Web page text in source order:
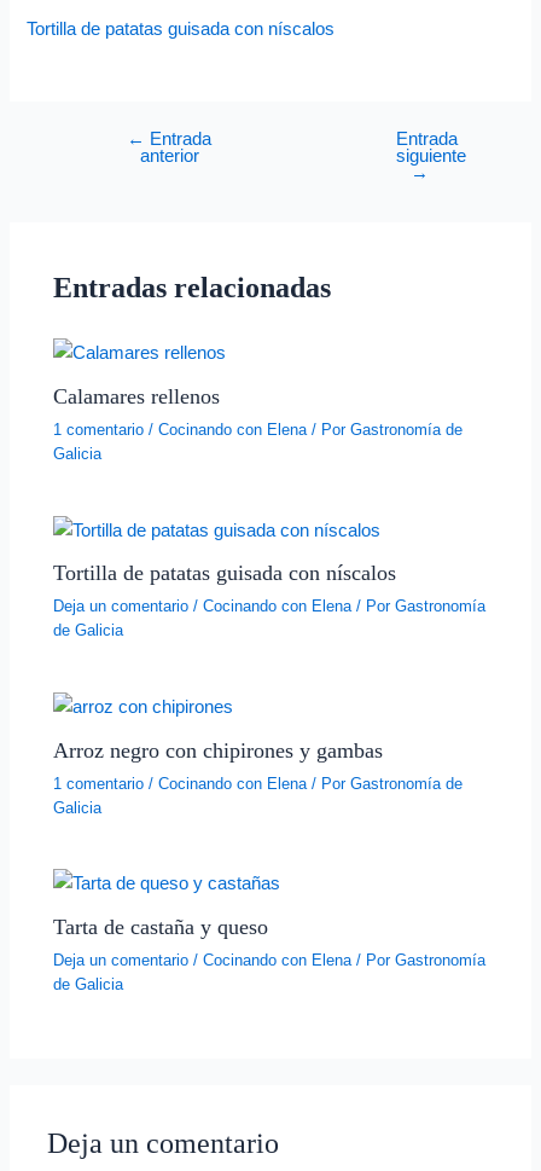
Tortilla de patatas guisada con níscalos
← Entrada
anterior
Entrada
siguiente
→
Entradas relacionadas
Calamares rellenos
1 comentario /Cocinando con Elena / PorGastronomía de
Galicia
Tortilla de patatas guisada con níscalos
Deja un comentario /Cocinando con Elena/ PorGastronomía
de Galicia
Arroz negro con chipirones y gambas
1 comentario /Cocinando con Elena / PorGastronomía de
Galicia
Tarta de castaña y queso
Deja un comentario /Cocinando con Elena/ PorGastronomía
de Galicia
Deja un comentario